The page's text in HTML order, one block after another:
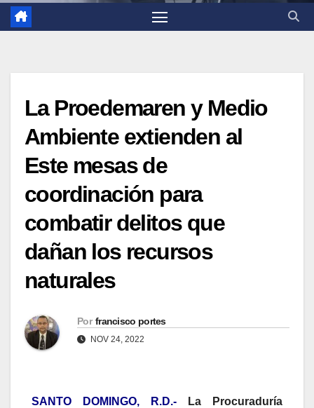
La Proedemaren y Medio
Ambiente extienden al
Este mesas de
coordinación para
combatir delitos que
dañan los recursos
naturales
Por francisco portes
NOV 24, 2022
SANTO DOMINGO, R.D.-
La Procuraduría